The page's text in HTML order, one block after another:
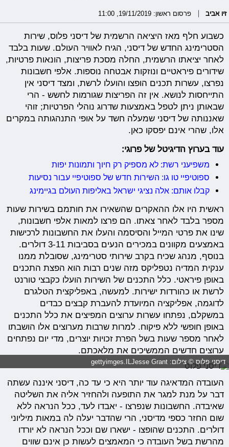
זיו אביב פרסום ראשון: 19/11/2019, 11:00
כשבוע חלף מאז היציאה הרשמית של דיסני פלוס, שירות
הסטרימינג החדש של דיסני, הגיח לאוויר העולם. שעות בלבד
לאחר יציאתו הרשמית, החלה מסכת פריצות, הונאות פרטיות,
שידורים פיראטיים ונוזקות אבטחה נוספות. אלפי חשבונות
נפרצו, עשרות תכנים הופצו והועלו לרשת, ומצד דיסני אין
התייחסות לנושא. אין זה הפריצות שגורמות לחשש - הרי
שבאותן ניתן לטפל באמצעות שדרוג נוהלי הפרטיות; זוהי
שאננותה של דיסני שמעלה חשד על אופי התנהגותה במקרים
אלו, שהרי אינם יפסקו כאן.
עוד בערוץ הדיגיטל של פרוגי:
משפיעני רשת: לא מספיק רק חיוך ותמונות יפות
ספוטיפיי טו גו: השירות חדש של ספוטיפיי עבור נסיעות
קבלו אותם: אלה נציגי ישראל באליפות העולם בגיימינג
ראשית היו אלו ההאקרים שהשאירו את חותמם בשירות שעות
מספר בלבד לאחר צאתו. הם פרצו למאות אלפי חשבונות,
שינו את פרטי המייל והסיסמה והעלו את החשבונות לרכישות
באמצעים מקוונים במכירים הנעים בסביבות 3-11 דולרים.
בנוסף, מנהג שכיח בקרב שירותי סטרימינג, שסובלת ממנו
ענקית המדיה נטפליקס מזה שנים רבות הוא הפצת התכנים
באופן פיראטי. כלל התכנים של השירות הועלו כקבצי טורנט
לרשת או כהורדות ישירות. למעשה, באפליקצית הטלגרם
לדוגמה, אפליקציה המיועדת להעברת קבצים כבדים
במשקלם, נפתחו עשרות ערוצים המפיצים את כלל התכנים
באופן חופשי ללא פיקוח. למרות שרבות מערוצים אלו הושבתו
לאחר מספר שעות בשל הפרת זכויות יוצרים, מדי יום נפתחים
ערוצים חדשים הממשיכים את מלאכתם.
דיסני פלוס © צילום: gettyimges.ILJesse Grant
העובדה המדאיגה עוד יותר היא כי עד כה, דיסני איננה עשתה
דבר על מנת למגר את התופעה ולהחזיר אליה את השליטה
שאיבדה. החשבונות שנפרצו - יאבדו לעד, ככל הנראה ללא
שום החזר כספי מדיסני, הרי שהדבר יעלה לה במאות מיליוני
דולרים. התכנים שהופצו - ישארו שם וככל הנראה לא יורדו
מהרשת בשל העובדה כי המאמצים לעשות כן אינם שווים